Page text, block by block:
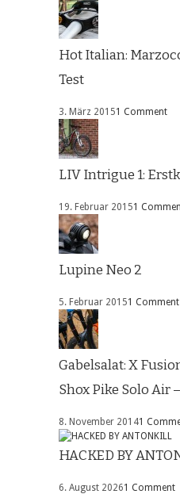
Hot Italian:
Test
3. März 20151 Comment
LIV Intrigue 1:
19. Februar 20151
Lupine Neo 2
5. Februar 20151 Comment
Gabelsalat: X
Shox Pike Solo Air
8. November 20141
HACKED BY
6. August 20261 Comment